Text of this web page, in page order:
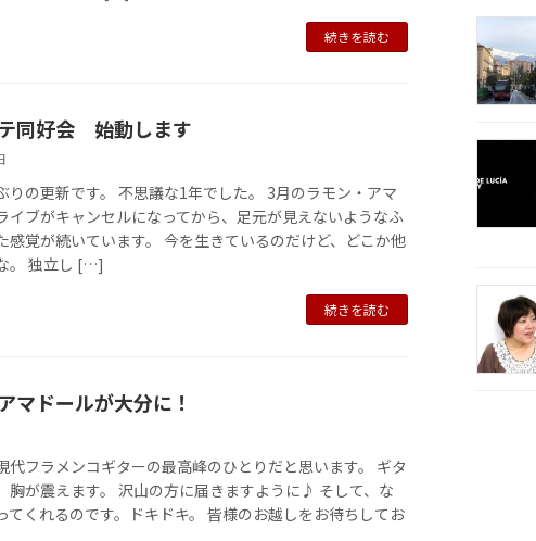
続きを読む
同好会 始動します
りの更新です。 不思議な1年でした。 3月のラモン・アマ
イブがキャンセルになってから、足元が見えないようなふ
感覚が続いています。 今を生きているのだけど、どこか他
。 独立し […]
続きを読む
マドールが大分に！
代フラメンコギターの最高峰のひとりだと思います。 ギタ
胸が震えます。 沢山の方に届きますように♪ そして、な
てくれるのです。ドキドキ。 皆様のお越しをお待ちしてお